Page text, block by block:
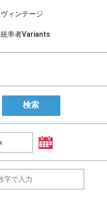
ヴィンテージ
統率者Variants